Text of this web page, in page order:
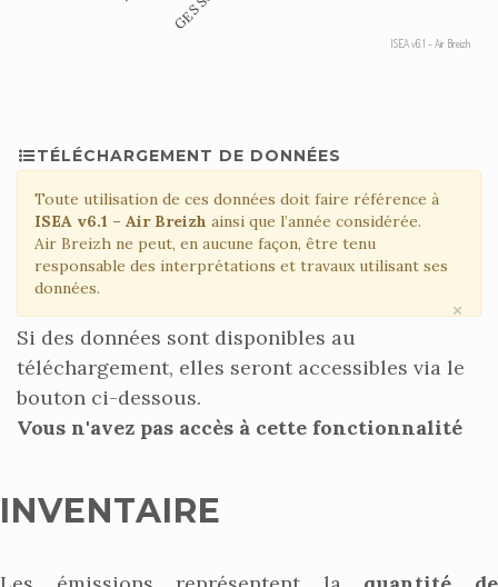
ISEA v6.1 - Air Breizh
TÉLÉCHARGEMENT DE DONNÉES
Toute utilisation de ces données doit faire référence à
ISEA v6.1 – Air Breizh ainsi que l’année considérée.
Air Breizh ne peut, en aucune façon, être tenu
responsable des interprétations et travaux utilisant ses
données.
×
Si des données sont disponibles au
téléchargement, elles seront accessibles via le
bouton ci-dessous.
Vous n'avez pas accès à cette fonctionnalité
INVENTAIRE